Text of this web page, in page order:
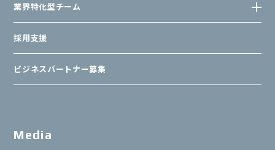
業界特化型チーム
採用支援
ビジネスパートナー募集
Media